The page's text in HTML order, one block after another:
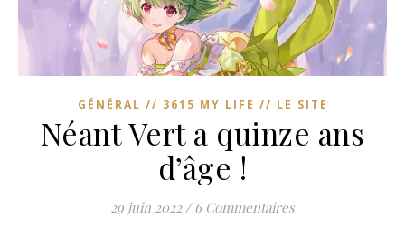
GÉNÉRAL // 3615 MY LIFE // LE SITE
Néant Vert a quinze ans
d’âge !
29 juin 2022 / 6 Commentaires